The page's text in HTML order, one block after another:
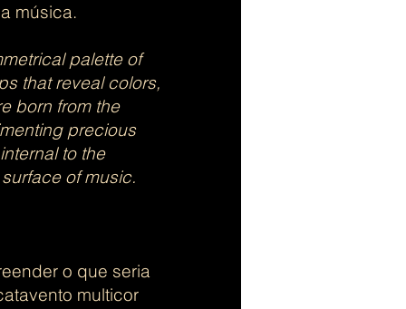
música.
palette of
that reveal colors,
born from the
precious
to the
of music.
o que seria
multicor